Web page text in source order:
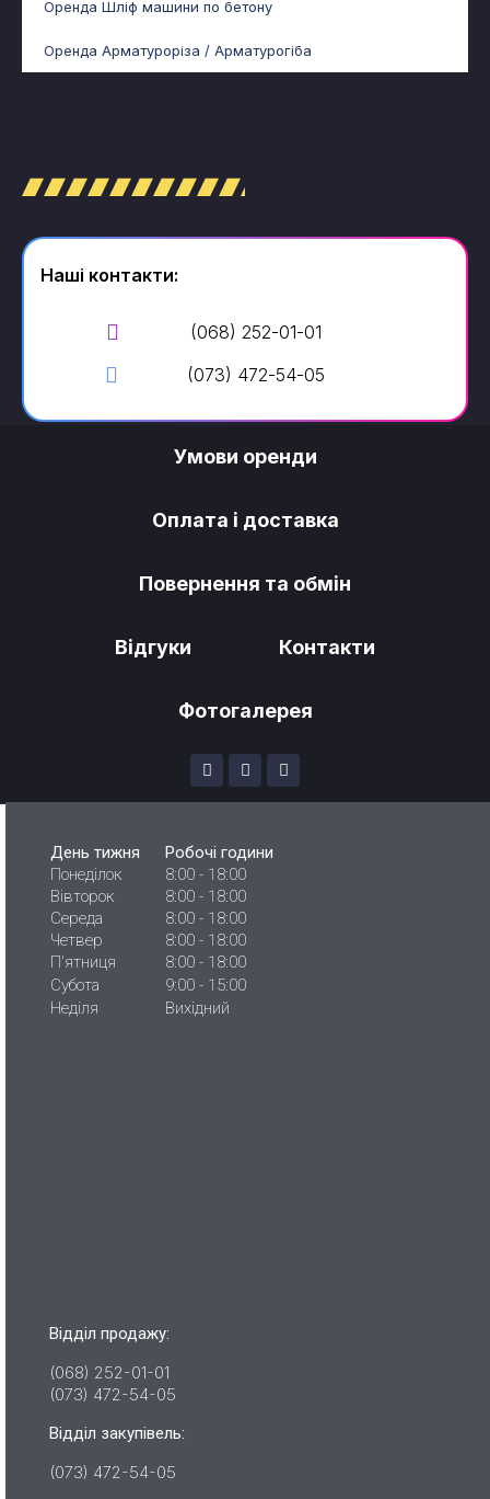
Оренда Шліф машини по бетону
Оренда Арматуроріза / Арматурогіба
Наші контакти:
(068) 252-01-01
(073) 472-54-05
Умови оренди
Оплата і доставка
Повернення та обмін
Відгуки Контакти
Фотогалерея
День тижня
Робочі години
Понеділок
8:00 - 18:00
Вівторок
8:00 - 18:00
Середа
8:00 - 18:00
Четвер
8:00 - 18:00
П'ятниця
8:00 - 18:00
Субота
9:00 - 15:00
Неділя
Вихідний
Відділ продажу:
(068) 252-01-01
(073) 472-54-05
Відділ закупівель:
(073) 472-54-05